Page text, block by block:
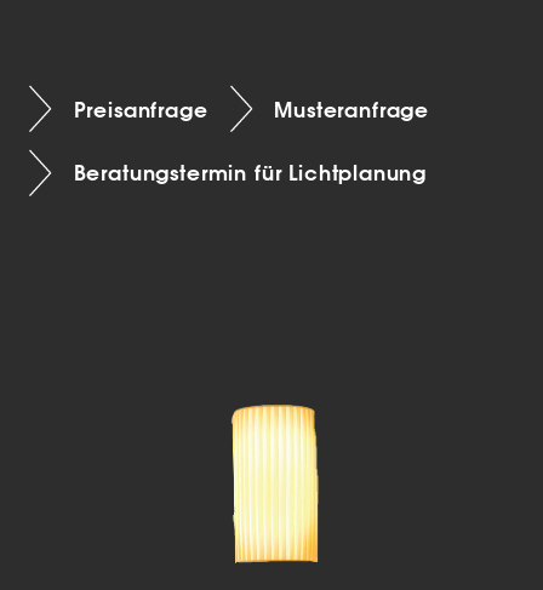
Preisanfrage Musteranfrage
Beratungstermin für Lichtplanung